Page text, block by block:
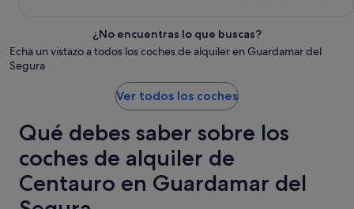
¿No encuentras lo que buscas?
Echa un vistazo a todos los coches de alquiler en Guardamar del
Segura
Ver todos los coches
Qué debes saber sobre los
coches de alquiler de
Centauro en Guardamar del